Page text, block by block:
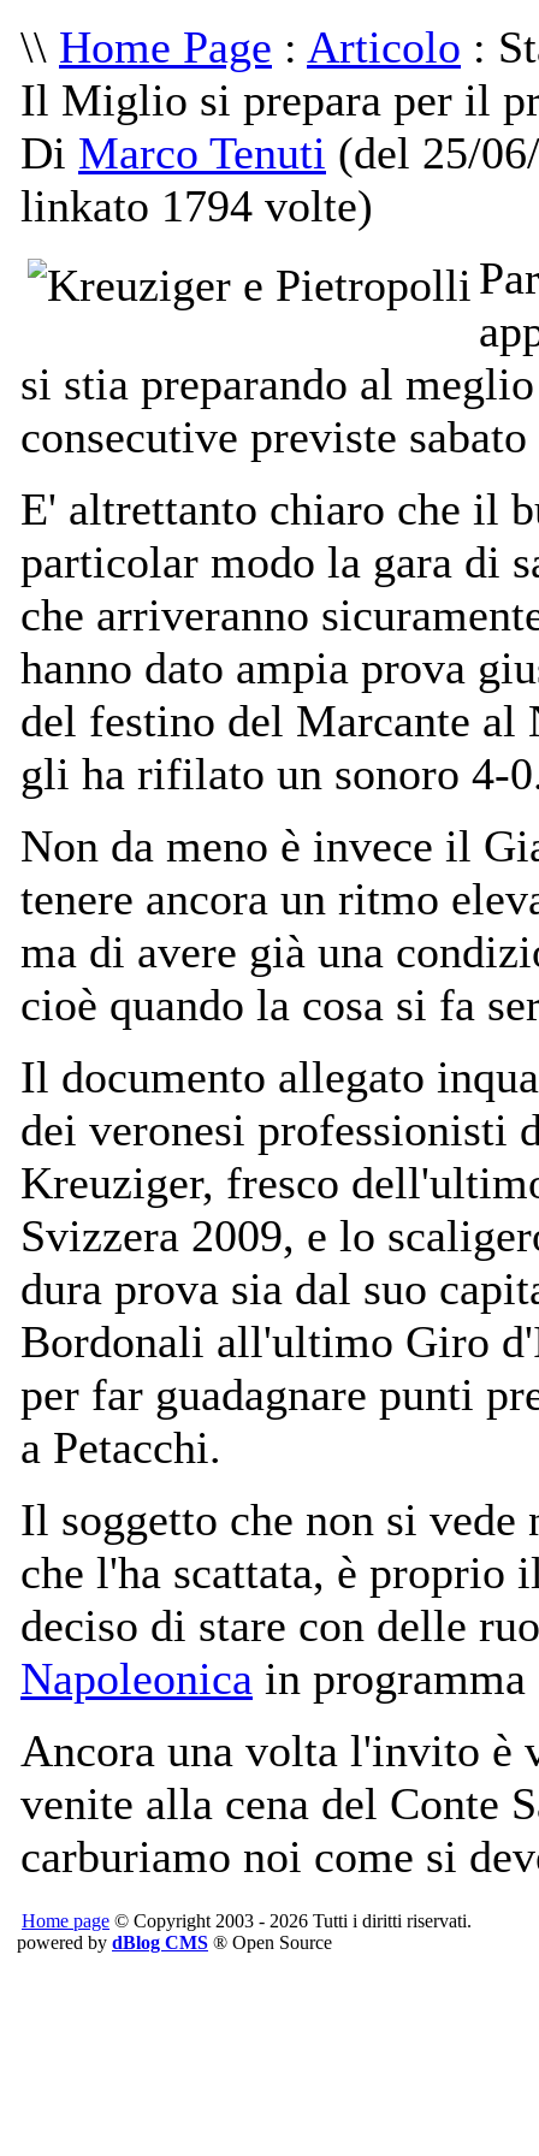
\\ Home Page : Articolo :
Il Miglio si prepara per il
Di Marco Tenuti (del 25/
linkato 1794 volte)
si stia preparando al
consecutive previste
E' altrettanto chiaro che il
particolar modo la gara di
che arriveranno
hanno dato ampia prova
del festino del Marcante al
gli ha rifilato un sonoro 4-
Non da meno è invece il
tenere ancora un ritmo
ma di avere già una
cioè quando la cosa si fa
Il documento allegato
dei veronesi professionisti
Kreuziger, fresco
Svizzera 2009, e lo
dura prova sia dal suo
Bordonali all'ultimo Giro
per far guadagnare punti
a Petacchi.
Il soggetto che non si
che l'ha scattata, è proprio
deciso di stare con delle
Napoleonica in
Ancora una volta l'invito è
venite alla cena del Conte
carburiamo noi come si
Home page © Copyright 2003 - 2026 Tutti i diritti riservati.
powered by dBlog CMS ® Open Source